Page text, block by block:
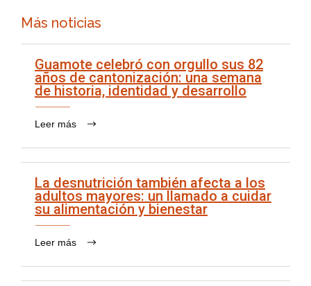
Más noticias
Guamote celebró con orgullo sus 82
años de cantonización: una semana
de historia, identidad y desarrollo
Leer más
La desnutrición también afecta a los
adultos mayores: un llamado a cuidar
su alimentación y bienestar
Leer más